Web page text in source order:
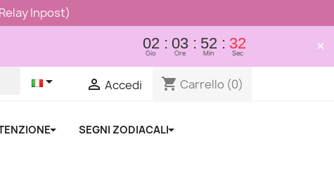
Inpost)
02
Gio
03
Ore
52
Min
32
Sec ×
  Accedi shopping_cart Carrello (0)
SEGNI ZODIACALI